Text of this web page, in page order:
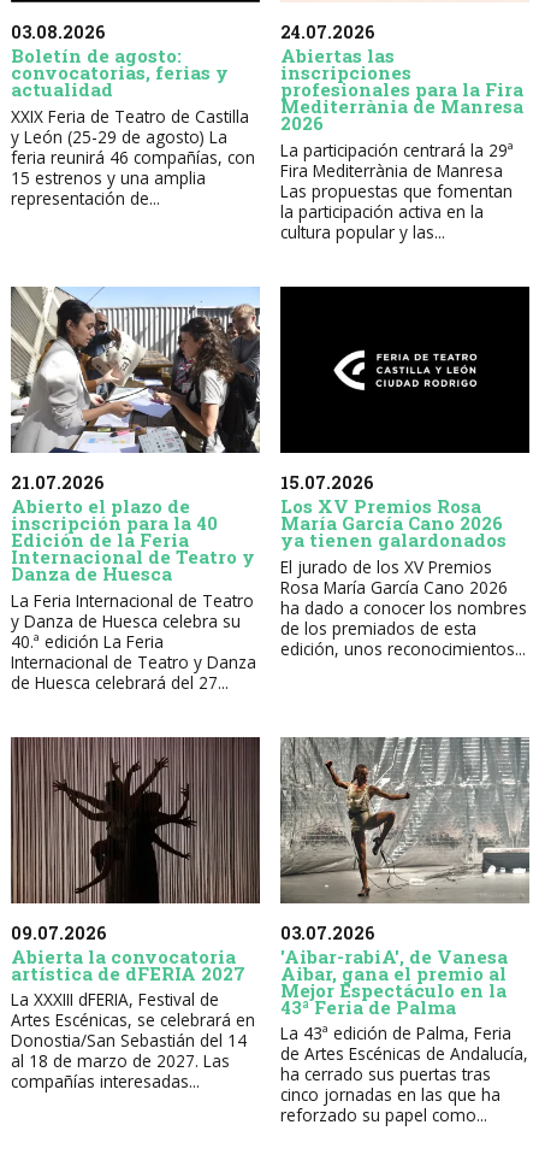
03.08.2026
Boletín de agosto:
convocatorias, ferias y
actualidad
XXIX Feria de Teatro de Castilla
y León (25-29 de agosto) La
feria reunirá 46 compañías, con
15 estrenos y una amplia
representación de...
24.07.2026
Abiertas las
inscripciones
profesionales para la Fira
Mediterrània de Manresa
2026
La participación centrará la 29ª
Fira Mediterrània de Manresa
Las propuestas que fomentan
la participación activa en la
cultura popular y las...
21.07.2026
Abierto el plazo de
inscripción para la 40
Edición de la Feria
Internacional de Teatro y
Danza de Huesca
La Feria Internacional de Teatro
y Danza de Huesca celebra su
40.ª edición La Feria
Internacional de Teatro y Danza
de Huesca celebrará del 27...
15.07.2026
Los XV Premios Rosa
María García Cano 2026
ya tienen galardonados
El jurado de los XV Premios
Rosa María García Cano 2026
ha dado a conocer los nombres
de los premiados de esta
edición, unos reconocimientos...
09.07.2026
Abierta la convocatoria
artística de dFERIA 2027
La XXXIII dFERIA, Festival de
Artes Escénicas, se celebrará en
Donostia/San Sebastián del 14
al 18 de marzo de 2027. Las
compañías interesadas...
03.07.2026
'Aibar-rabiA', de Vanesa
Aibar, gana el premio al
Mejor Espectáculo en la
43ª Feria de Palma
La 43ª edición de Palma, Feria
de Artes Escénicas de Andalucía,
ha cerrado sus puertas tras
cinco jornadas en las que ha
reforzado su papel como...